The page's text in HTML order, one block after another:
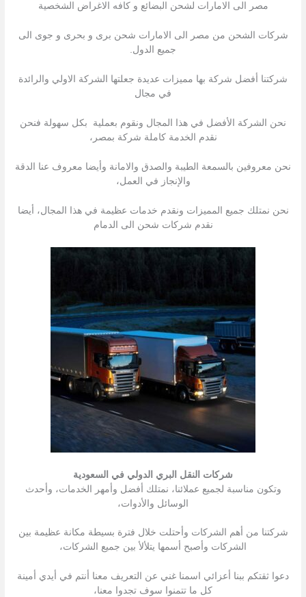
مصر الى الامارات لشحن البضائع و كافه الاغراض الشخصية
شركات الشحن من مصر الى الامارات شحن برى و بحرى و جوى الى
جميع الدول.
شركتنا أفضل شركة بها مميزات عديدة جعلتها الشركة الاولي والرائدة
في مجال
نحن الشركة الأفضل في هذا المجال ونقوم بعملية بكل سهولة فنحن
نقدم الخدمة كاملة شركة بمصر،
نحن معروفين بالسمعة الطيبة والصدق والامانة وأيضا معروف عنا الدقة
والإنجاز في العمل،
نحن نمتلك جميع المميزات ونقدم خدمات عظيمة في هذا المجال، أيضا
نقدم شركات شحن الى الدمام
شركات النقل البري الدولي في السعودية
وتكون مناسبة لجميع عملائنا، نمتلك أفضل وأمهر الخدمات، وأحدث
الوسائل والأدوات،
شركتنا من أهم الشركات وأحتلت خلال فترة بسيطة مكانة عظيمة بين
الشركات وأصبح أسمها يتلألأ بين جميع الشركات،
دعوا ثقتكم ببنا أعزائي اسمنا غني عن التعريف معنا أنتم في أيدي أمينة
كل ما تتمنوا سوف تجدوا معنا،